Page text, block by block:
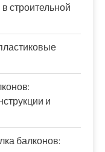
строительной
и
балконов: